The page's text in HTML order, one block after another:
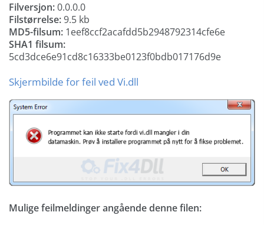
Filversjon:0.0.0.0
Filstørrelse:9.5 kb
MD5-filsum: 1eef8ccf2acafdd5b2948792314cfe6e
SHA1 filsum:
5cd3dce6e91cd8c16333be0123f0bdb017176d9e
Skjermbilde for feil ved Vi.dll
Mulige feilmeldinger angående denne filen: